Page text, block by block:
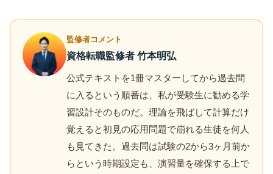
監修者コメント
資格転職監修者 竹本明弘
公式テキストを1冊マスターしてから過去問
に入るという順番は、私が受験生に勧める学
習設計そのものだ。理論を飛ばして計算だけ
覚えると初見の応用問題で崩れる生徒を何人
も見てきた。過去問は試験の2から3ヶ月前か
らという時期設定も、演習量を確保する上で